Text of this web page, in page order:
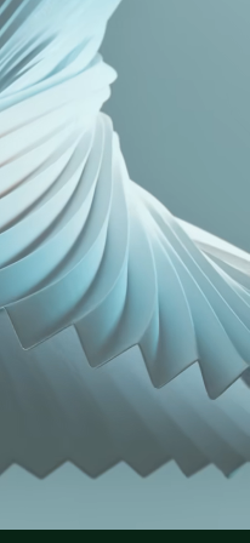
Krokodil im Rücken
TROCKNEN
TEMPERATUR 110
während des gesamten
Transparenz in der
Lieferanten und des
wird ohne die Aufsicht